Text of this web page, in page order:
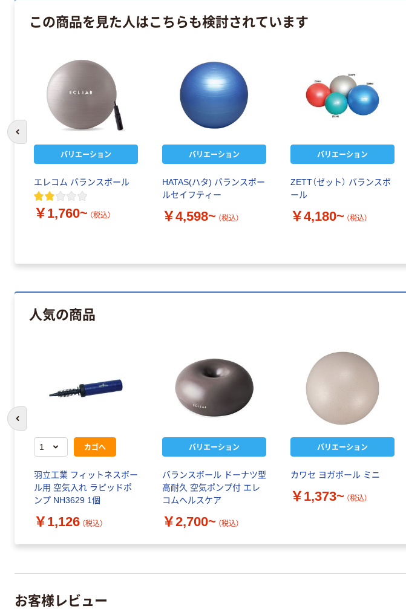
この商品を見た人はこちらも検討されています
バリエーション
エレコム バランスボール
￥1,760~ （税込）
バリエーション
HATAS(ハタ) バランスボー
ルセイフティー
￥4,598~ （税込）
バリエーション
ZETT（ゼット） バランスボ
ール
￥4,180~ （税込）
人気の商品
カゴへ
羽立工業 フィットネスボー
ル用 空気入れ ラピッドポ
ンプ NH3629 1個
￥1,126 （税込）
バリエーション
バランスボール ドーナツ型
高耐久 空気ポンプ付 エレ
コムヘルスケア
￥2,700~ （税込）
バリエーション
カワセ ヨガボール ミニ
￥1,373~ （税込）
お客様レビュー